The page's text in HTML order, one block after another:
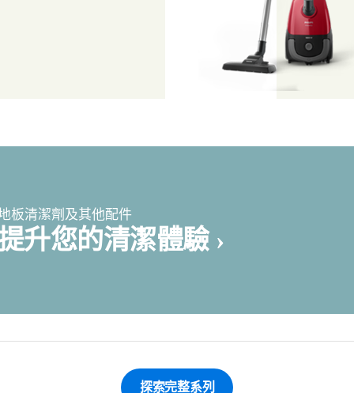
板清潔劑及其他配件
升您的清潔體驗 ›
探索完整系列